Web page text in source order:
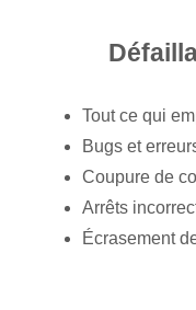
Tout ce qui
Bugs et
Coupure de
Arrêts
Écrasement